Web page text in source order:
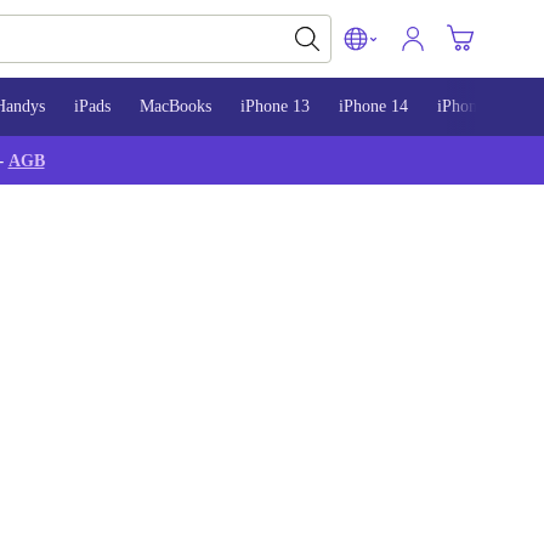
iPads MacBooks iPhone 13 iPhone 14 iPhone 15
AGB